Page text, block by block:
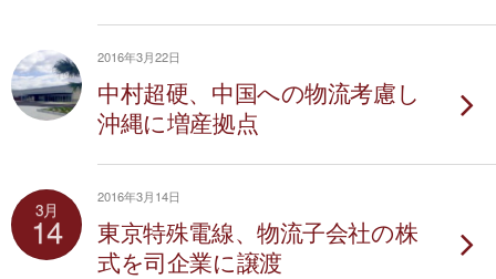
2016年3月22日
中村超硬、中国への物流考慮し
沖縄に増産拠点
3月
14
2016年3月14日
東京特殊電線、物流子会社の株
式を司企業に譲渡